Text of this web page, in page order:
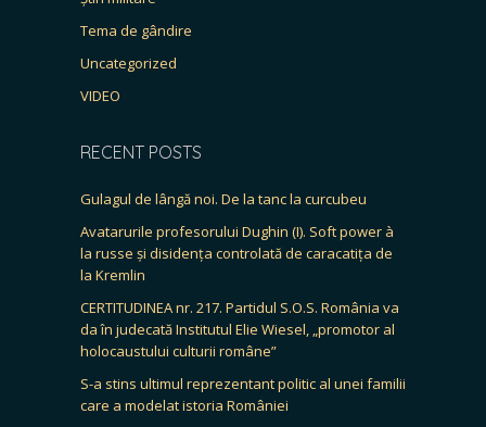
Tema de gândire
Uncategorized
VIDEO
RECENT POSTS
Gulagul de lângă noi. De la tanc la curcubeu
Avatarurile profesorului Dughin (I). Soft power à
la russe și disidența controlată de caracatița de
la Kremlin
CERTITUDINEA nr. 217. Partidul S.O.S. România va
da în judecată Institutul Elie Wiesel, „promotor al
holocaustului culturii române”
S-a stins ultimul reprezentant politic al unei familii
care a modelat istoria României